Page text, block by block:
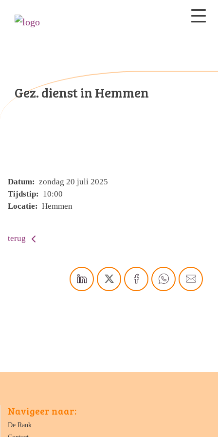
Gez. dienst in Hemmen
Datum: zondag 20 juli 2025
Tijdstip: 10:00
Locatie: Hemmen
terug
Navigeer naar:
De Rank